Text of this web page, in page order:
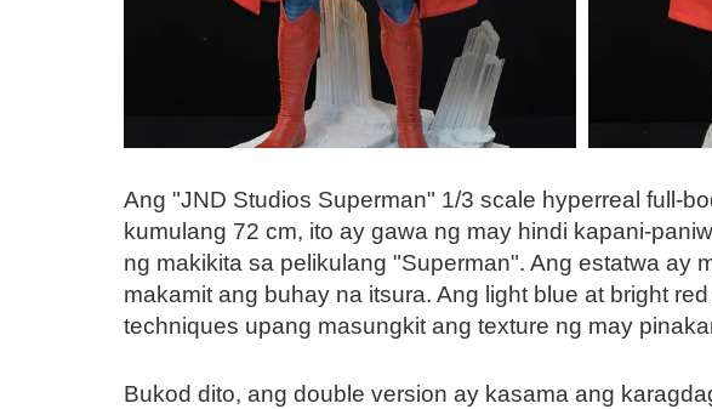
Ang "JND Studios Superman" 1/3 scale hyperreal full-
kumulang 72 cm, ito ay gawa ng may hindi kapani-
ng makikita sa pelikulang "Superman". Ang estatwa ay
makamit ang buhay na itsura. Ang light blue at bright
techniques upang masungkit ang texture ng may
Bukod dito, ang double version ay kasama ang